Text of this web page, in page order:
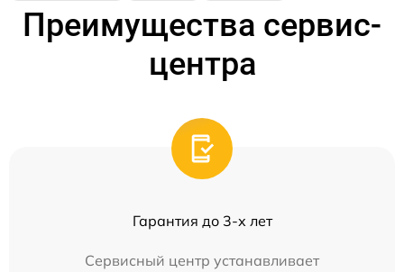
Преимущества сервис-
центра
Гарантия до 3-х лет
Сервисный центр устанавливает